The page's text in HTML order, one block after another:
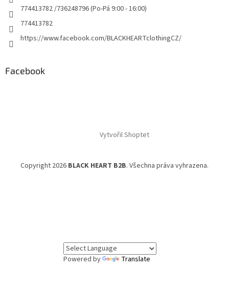
774413782 /736248796 (Po-Pá 9:00 - 16:00)
774413782
https://www.facebook.com/BLACKHEARTclothingCZ/
Facebook
Vytvořil Shoptet
Copyright 2026 BLACK HEART B2B. Všechna práva vyhrazena.
Powered by Translate